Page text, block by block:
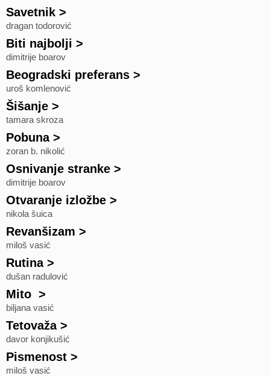
Savetnik >
dragan todorović
Biti najbolji >
dimitrije boarov
Beogradski preferans >
uroš komlenović
Šišanje >
tamara skroza
Pobuna>
zoran b. nikolić
Osnivanje stranke >
dimitrije boarov
Otvaranje izložbe >
nikola šuica
Revanšizam >
miloš vasić
Rutina>
dušan radulović
Mito >
biljana vasić
Tetovaža>
davor konjikušić
Pismenost >
miloš vasić